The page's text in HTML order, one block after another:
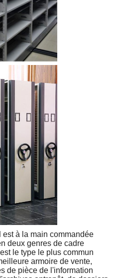
est à la main commandée
deux genres de cadre
le type le plus commun
armoire de vente,
de pièce de l'information